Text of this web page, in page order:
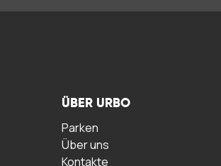
ÜBER URBO
Parken
Über uns
Kontakte